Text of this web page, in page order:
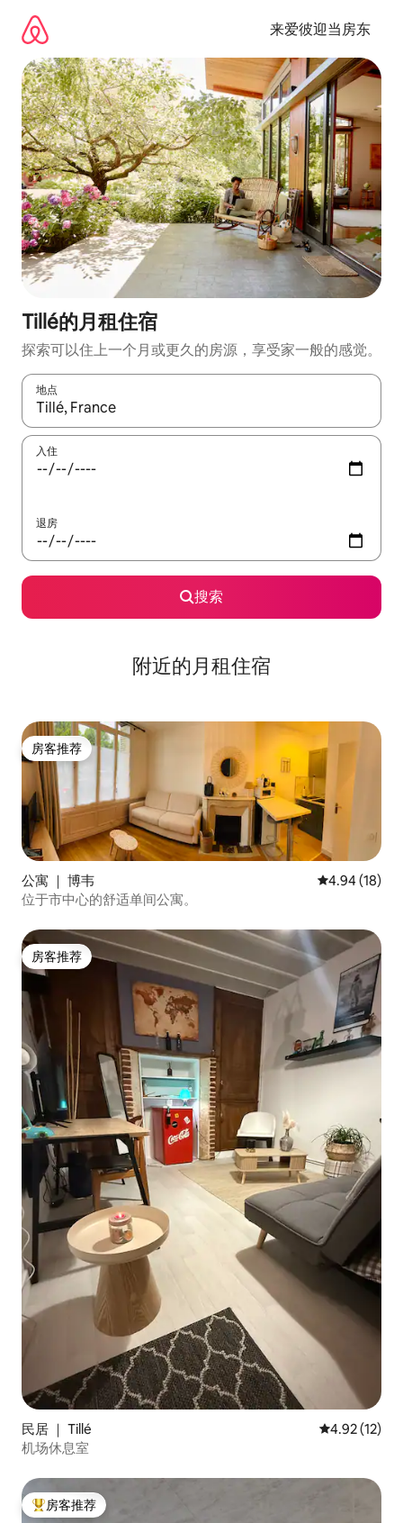
来爱彼迎当房东
Tillé的月租住宿
探索可以住上一个月或更久的房源，享受家一般的感觉。
地点
如有搜索结果，请使用上下方向键查看，或通过点击或滑动手势
入住
退房
搜索
附近的月租住宿
房客推荐
房客推荐
公寓 ｜ 博韦 平均评分
4.94 (18)
位于市中心的舒适单间公寓。
房客推荐
房客推荐
民居 ｜ Tillé 平均评分
4.92 (12)
机场休息室
热门「房客推荐」
房客推荐